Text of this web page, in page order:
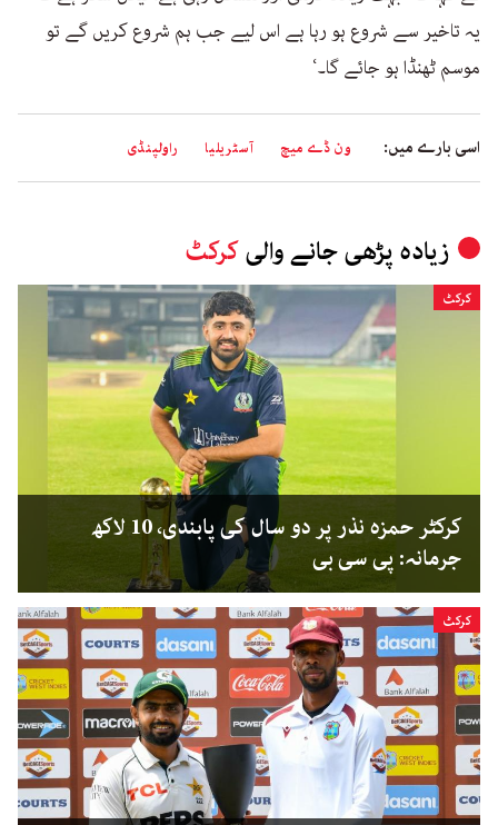
یہ تاخیر سے شروع ہو رہا ہے اس لیے جب ہم شروع کریں گے تو
موسم ٹھنڈا ہو جائے گا۔‘
اسی بارے میں: ون ڈے میچ آسٹریلیا راولپنڈی
زیادہ پڑھی جانے والیکرکٹ
کرکٹ
کرکٹر حمزہ نذر پر دو سال کی پابندی، 10 لاکھ
جرمانہ: پی سی بی
کرکٹ